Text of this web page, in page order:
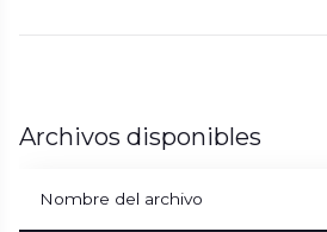
Archivos disponibles
Nombre del archivo